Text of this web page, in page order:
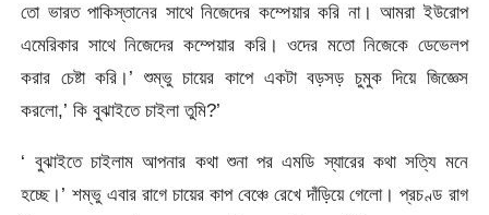
তো ভারত পাকিস্তানের সাথে নিজেদের কম্পেয়ার করি না। আমরা ইউরোপ
এমেরিকার সাথে নিজেদের কম্পেয়ার করি। ওদের মতো নিজেকে ডেভেলপ
করার চেষ্টা করি।’ শুম্ভু চায়ের কাপে একটা বড়সড় চুমুক দিয়ে জিজ্ঞেস
করলো,’ কি বুঝাইতে চাইলা তুমি?’
‘ বুঝাইতে চাইলাম আপনার কথা শুনা পর এমডি স্যারের কথা সত্যি মনে
হচ্ছে।’ শম্ভু এবার রাগে চায়ের কাপ বেঞ্চে রেখে দাঁড়িয়ে গেলো। প্রচণ্ড রাগ